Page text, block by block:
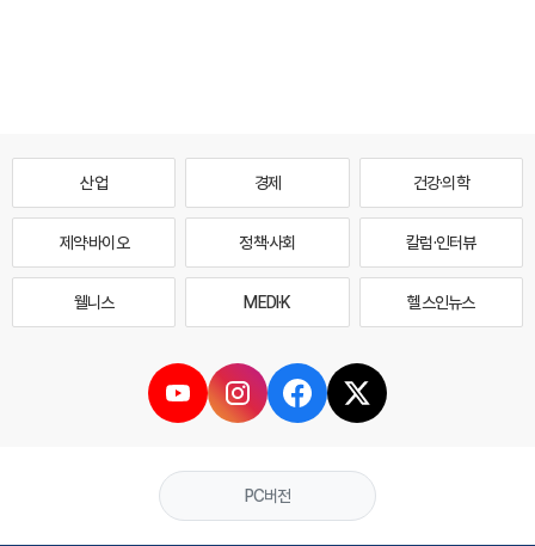
산업 경제 건강·의학
제약·바이오 정책·사회 칼럼·인터뷰
웰니스 MEDI·K 헬스인뉴스
PC버전